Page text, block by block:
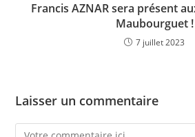
Francis AZNAR sera présent
Maubourguet !
7 juillet 2023
Laisser un commentaire
Comment